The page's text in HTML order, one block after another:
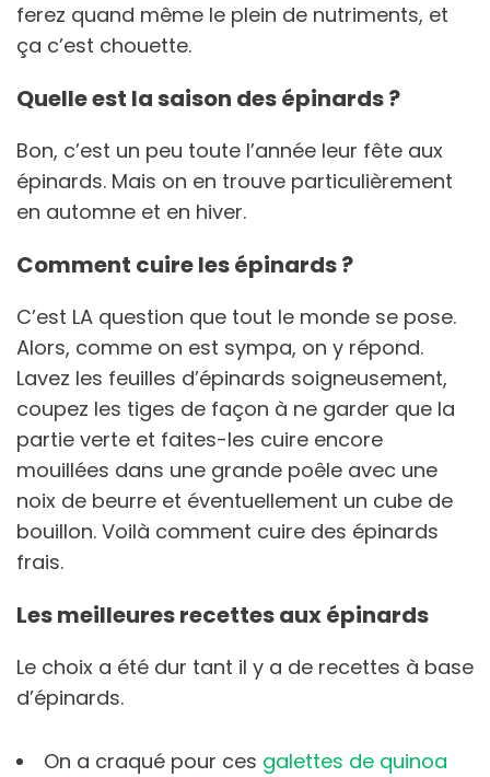
ferez quand même le plein de nutriments, et
ça c’est chouette.
Quelle est la saison des épinards ?
Bon, c’est un peu toute l’année leur fête aux
épinards. Mais on en trouve particulièrement
en automne et en hiver.
Comment cuire les épinards ?
C’est LA question que tout le monde se pose.
Alors, comme on est sympa, on y répond.
Lavez les feuilles d’épinards soigneusement,
coupez les tiges de façon à ne garder que la
partie verte et faites-les cuire encore
mouillées dans une grande poêle avec une
noix de beurre et éventuellement un cube de
bouillon. Voilà comment cuire des épinards
frais.
Les meilleures recettes aux épinards
Le choix a été dur tant il y a de recettes à base
d’épinards.
On a craqué pour ces galettes de quinoa